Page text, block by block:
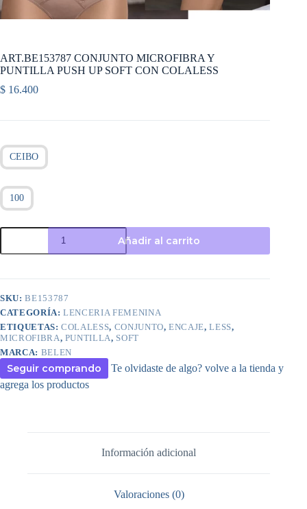
ART.BE153787 CONJUNTO MICROFIBRA Y
PUNTILLA PUSH UP SOFT CON COLALESS
$ 16.400
CEIBO
100
ART.BE153787
MICROFIBRA
PUNTILLA
UP
SOFT
CON
COLALESS
cantidad
Añadir al carrito
SKU:BE153787
CATEGORÍA:LENCERIA FEMENINA
ETIQUETAS:COLALESS, CONJUNTO,ENCAJE,LESS,
MICROFIBRA, PUNTILLA, SOFT
MARCA: BELEN
Seguir comprando
Te olvidaste de algo? volve a la tienda y
agrega los productos
Información adicional
Valoraciones (0)